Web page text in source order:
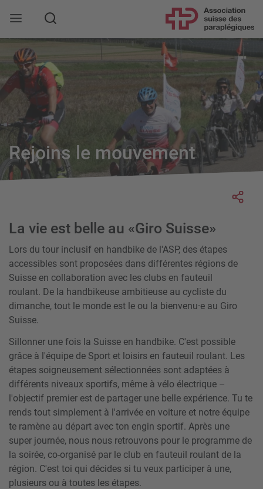
Rechercher
Rejoins le mouvement
La vie est belle au «Giro Suisse»
Lors du tour inclusif en handbike de l'ASP, des étapes
accessibles sont proposées dans différentes régions de
Suisse en collaboration avec les clubs en fauteuil
roulant. De la handbikeuse ambitieuse au cycliste du
dimanche, tout le monde est le ou la bienvenu·e au Giro
Suisse.
Sillonner une fois la Suisse en handbike. C'est possible
grâce à l'équipe de Sport et loisirs en fauteuil roulant. Les
étapes soigneusement sélectionnées sont adaptées à
différents niveaux sportifs, même à vélo électrique –
l'objectif premier est de partager une belle expérience. Tu te
rends tout simplement à l'arrivée en voiture et notre équipe
te ramène au départ avec ton engin sportif. Après une
super journée, nous nous retrouvons pour le programme de
la soirée, co-organisé par le club en fauteuil roulant de la
région. C'est toi qui décides si tu veux participer à une,
plusieurs ou à toutes les étapes.